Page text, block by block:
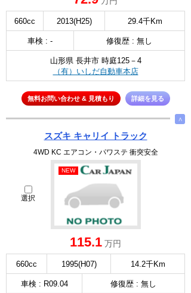
660cc 2013(H25) 29.4千Km
車検 : - 修復歴 : 無し
山形県 長井市 時庭125－4
（有）いしだ自動車本店
無料お問い合わせ & 見積もり 詳細を見る
∧
スズキ キャリイ トラック
4WD KC エアコン・パワステ 衝突安全
選択
NEW
115.1 万円
660cc 1995(H07) 14.2千Km
車検 : R09.04 修復歴 : 無し